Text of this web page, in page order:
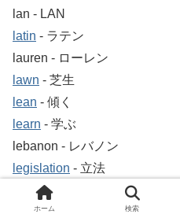
lan ‐ LAN
latin ‐ ラテン
lauren ‐ ローレン
lawn ‐ 芝生
lean ‐ 傾く
learn ‐ 学ぶ
lebanon ‐ レバノン
legislation ‐ 立法
lemon‐ レモン
len ‐ LEN
ホーム 検索